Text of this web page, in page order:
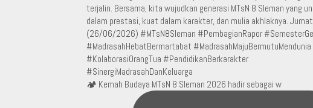
🏕️ Kemah Budaya MTsN 8 Sleman 2026 hadir sebagai w